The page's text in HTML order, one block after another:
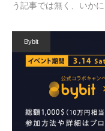
う記事では無く、いか
Bybit